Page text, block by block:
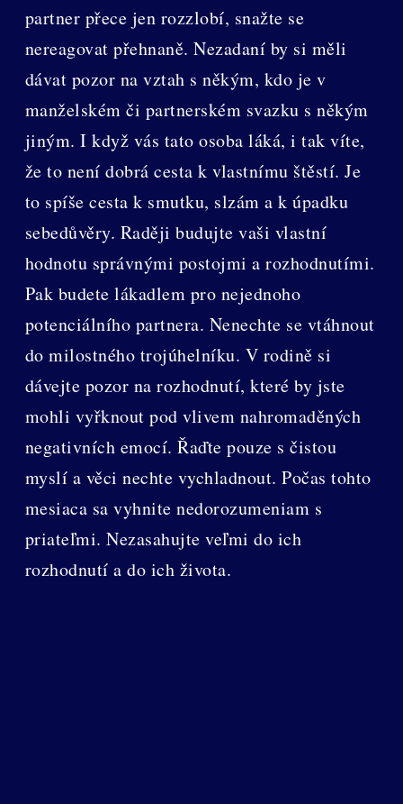
partner přece jen rozzlobí, snažte se
nereagovat přehnaně. Nezadaní by si měli
dávat pozor na vztah s někým, kdo je v
manželském či partnerském svazku s někým
jiným. I když vás tato osoba láká, i tak víte,
že to není dobrá cesta k vlastnímu štěstí. Je
to spíše cesta k smutku, slzám a k úpadku
sebedůvěry. Raději budujte vaši vlastní
hodnotu správnými postojmi a rozhodnutími.
Pak budete lákadlem pro nejednoho
potenciálního partnera. Nenechte se vtáhnout
do milostného trojúhelníku. V rodině si
dávejte pozor na rozhodnutí, které by jste
mohli vyřknout pod vlivem nahromaděných
negativních emocí. Řaďte pouze s čistou
myslí a věci nechte vychladnout. Počas tohto
mesiaca sa vyhnite nedorozumeniam s
priateľmi. Nezasahujte veľmi do ich
rozhodnutí a do ich života.